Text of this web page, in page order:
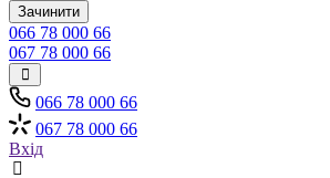
Зачинити
066 78 000 66
067 78 000 66
066 78 000 66
067 78 000 66
Вхід